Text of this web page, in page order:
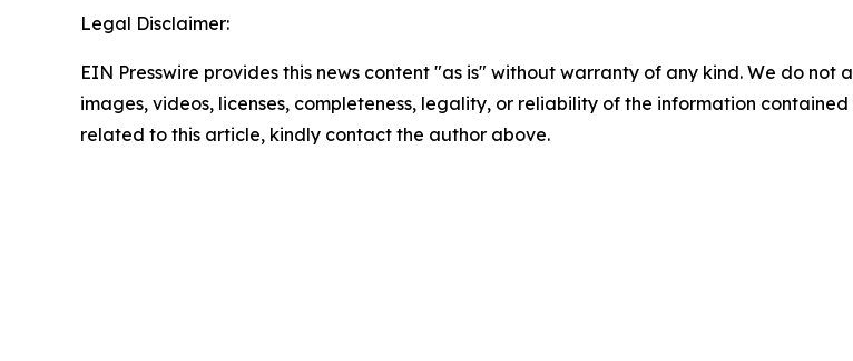
Legal Disclaimer:
EIN Presswire provides this news content "as is" without warranty of any kind. We do
images, videos, licenses, completeness, legality, or reliability of the information
related to this article, kindly contact the author above.